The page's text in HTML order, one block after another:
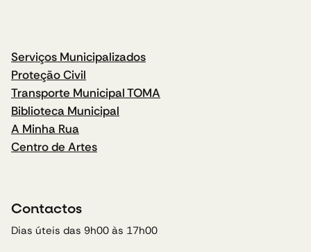
Serviços Municipalizados
Proteção Civil
Transporte Municipal TOMA
Biblioteca Municipal
A Minha Rua
Centro de Artes
Contactos
Dias úteis das 9h00 às 17h00